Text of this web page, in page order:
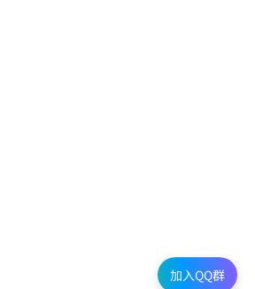
加入QQ群